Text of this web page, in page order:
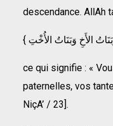
descendance. AllAh
ce qui signifie : «
paternelles, vos
NiçA’ / 23].